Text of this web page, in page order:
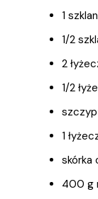
1
1/2
2
1/2
1
skórka
400 g